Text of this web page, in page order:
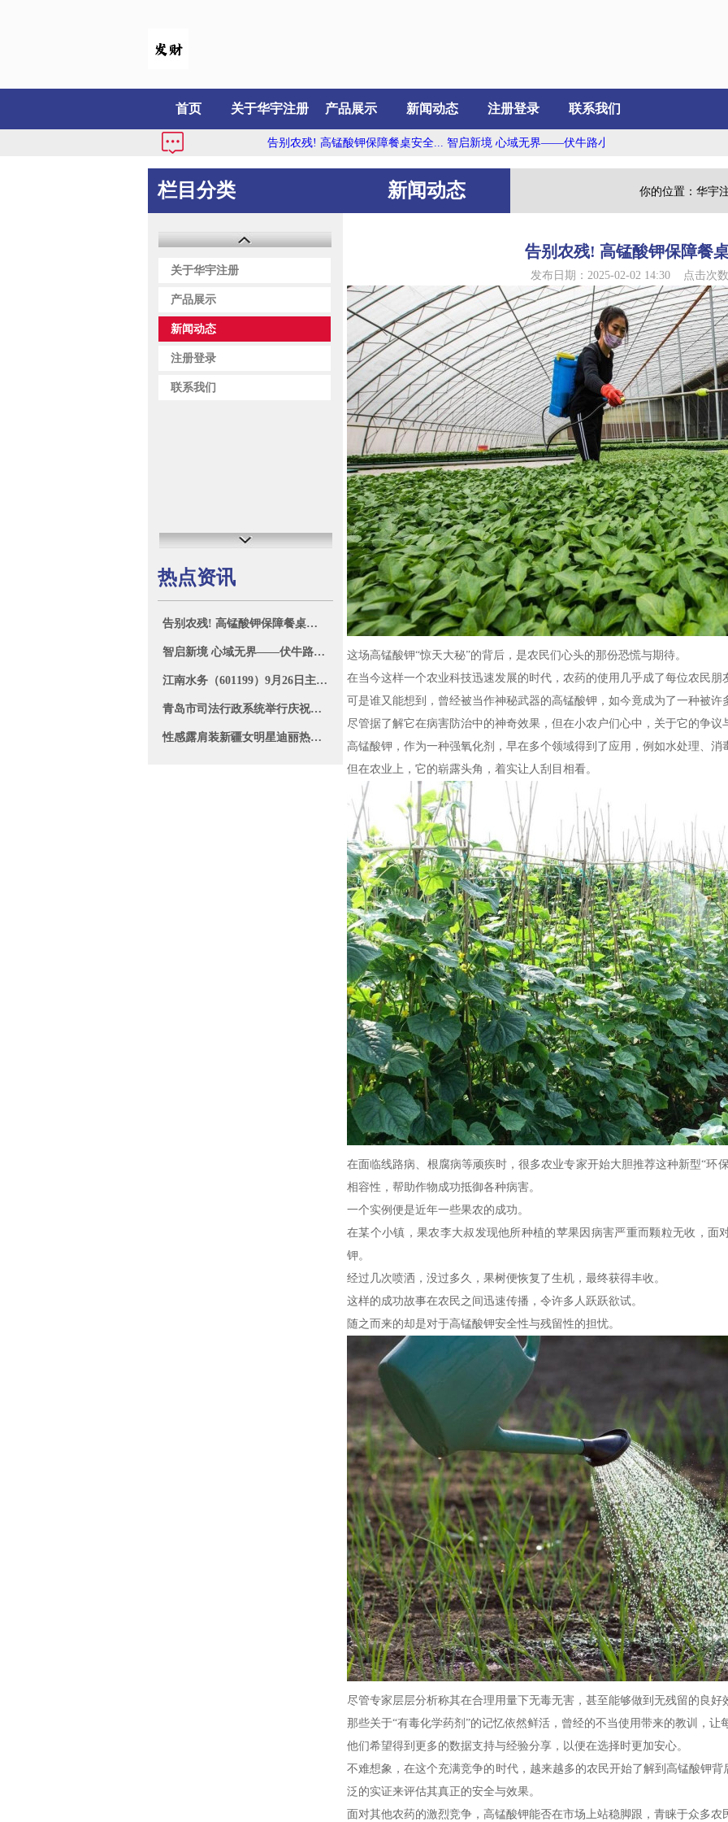
首页 关于华宇注册 产品展示 新闻动态 注册登录 联系我们
告别农残! 高锰酸钾保障餐桌安全... 智启新境 心域无界——伏牛路小学心理健康科普研学活动...
栏目分类
关于华宇注册
产品展示
新闻动态
注册登录
联系我们
热点资讯
告别农残! 高锰酸钾保障餐桌安全
智启新境 心域无界——伏牛路小学心理健康科普研学活动
江南水务（601199）9月26日主力资金净卖出82.74万元
青岛市司法行政系统举行庆祝第五个中国人民警察节活动
性感露肩装新疆女明星迪丽热巴, 何时诏此金钱会, 暂醉佳人锦瑟旁
新闻动态 你的位置： 华宇
告别农残! 高锰酸钾保障餐
发布日期：2025-02-02 14:30 点击次
这场高锰酸钾“惊天大秘”的背后，是农民们心头的那份恐慌与期待。
在当今这样一个农业科技迅速发展的时代，农药的使用几乎成了每位农民朋
可是谁又能想到，曾经被当作神秘武器的高锰酸钾，如今竟成为了一种被许
尽管据了解它在病害防治中的神奇效果，但在小农户们心中，关于它的争议
高锰酸钾，作为一种强氧化剂，早在多个领域得到了应用，例如水处理、消
但在农业上，它的崭露头角，着实让人刮目相看。
在面临线路病、根腐病等顽疾时，很多农业专家开始大胆推荐这种新型“环
相容性，帮助作物成功抵御各种病害。
一个实例便是近年一些果农的成功。
在某个小镇，果农李大叔发现他所种植的苹果因病害严重而颗粒无收，面
钾。
经过几次喷洒，没过多久，果树便恢复了生机，最终获得丰收。
这样的成功故事在农民之间迅速传播，令许多人跃跃欲试。
随之而来的却是对于高锰酸钾安全性与残留性的担忧。
尽管专家层层分析称其在合理用量下无毒无害，甚至能够做到无残留的良
那些关于“有毒化学药剂”的记忆依然鲜活，曾经的不当使用带来的教训，让
他们希望得到更多的数据支持与经验分享，以便在选择时更加安心。
不难想象，在这个充满竞争的时代，越来越多的农民开始了解到高锰酸钾
泛的实证来评估其真正的安全与效果。
面对其他农药的激烈竞争，高锰酸钾能否在市场上站稳脚跟，青睐于众多